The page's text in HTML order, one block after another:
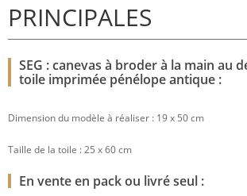
PRINCIPALES
SEG : canevas à broder à la main au
toile imprimée pénélope antique :
Dimension du modèle à réaliser : 19 x 50 cm
Taille de la toile : 25 x 60 cm
En vente en pack ou livré seul :